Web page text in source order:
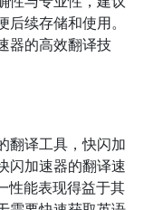
续存储和使用。
器的高效翻译技
翻译工具，快闪加
闪加速器的翻译速
性能表现得益于其